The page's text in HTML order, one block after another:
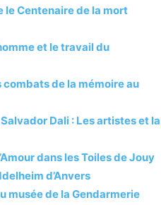
le Centenaire de la mort
et le travail du
de la mémoire au
Dali : Les artistes et la
dans les Toiles de Jouy
d’Anvers
musée de la Gendarmerie